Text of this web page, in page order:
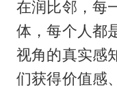
在润比邻，每
体，每个人都
视角的真实感
们获得价值感